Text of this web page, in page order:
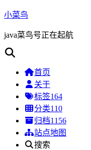
小菜鸟
java菜鸟号正在起航
首页
关于
标签164
分类110
归档1156
站点地图
搜索